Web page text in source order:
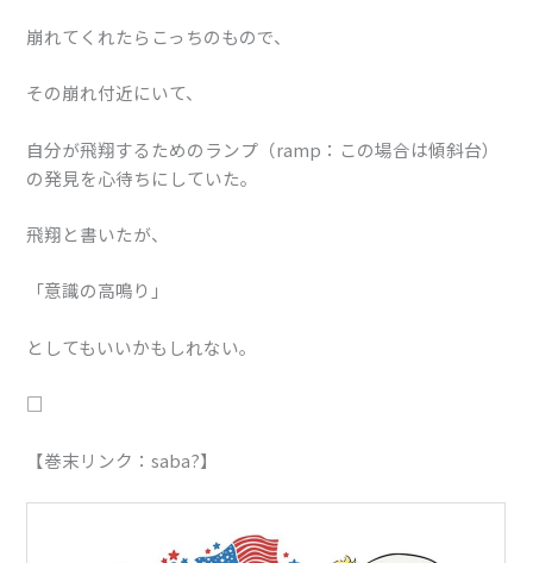
崩れてくれたらこっちのもので、
その崩れ付近にいて、
自分が飛翔するためのランプ（ramp：この場合は傾斜台）
の発見を心待ちにしていた。
飛翔と書いたが、
「意識の高鳴り」
としてもいいかもしれない。
□
【巻末リンク：saba?】